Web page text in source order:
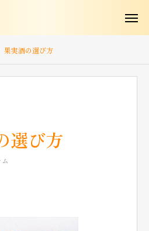
果実酒の選び方
選び方